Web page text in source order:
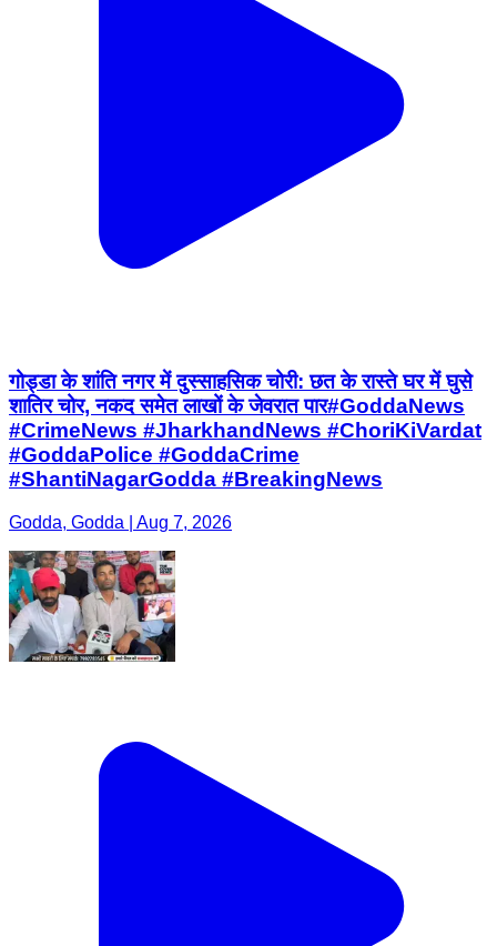
गोड्डा के शांति नगर में दुस्साहसिक चोरी: छत के रास्ते घर में घुसे
शातिर चोर, नकद समेत लाखों के जेवरात पार ​#GoddaNews
#CrimeNews #JharkhandNews #ChoriKiVardat
#GoddaPolice #GoddaCrime
#ShantiNagarGodda #BreakingNews
Godda, Godda | Aug 7, 2026